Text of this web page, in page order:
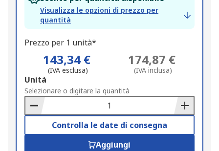
Visualizza le opzioni di prezzo per
quantità
Prezzo per 1 unità*
143,34 €
(IVA esclusa)
174,87 €
(IVA inclusa)
Add
to
Basket
Unità
Selezionare o digitare la quantità
Controlla le date di consegna
Aggiungi